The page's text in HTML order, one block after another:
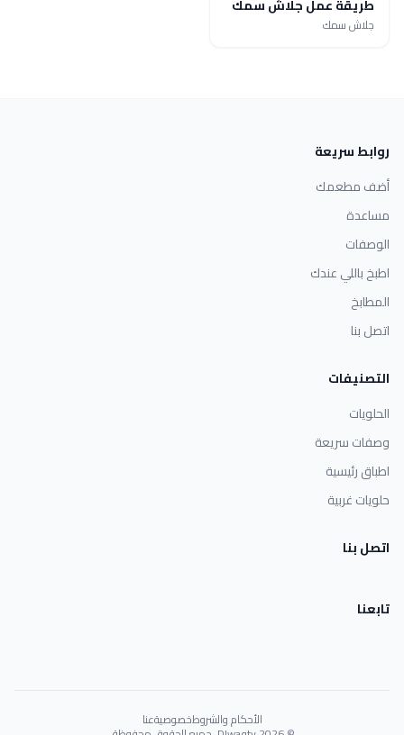
طريقة عمل جلاش سمك
جلاش سمك
روابط سريعة
أضف مطعمك
مساعدة
الوصفات
اطبخ باللي عندك
المطابخ
اتصل بنا
التصنيفات
الحلويات
وصفات سريعة
اطباق رئيسية
حلويات غربية
اتصل بنا
تابعنا
الأحكام والشروطخصوصيةعنا